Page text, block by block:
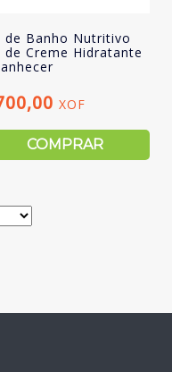
de Banho Nutritivo
de Creme Hidratante
XOF
COMPRAR